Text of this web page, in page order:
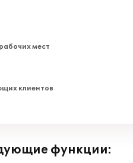
мест
клиентов
функции: